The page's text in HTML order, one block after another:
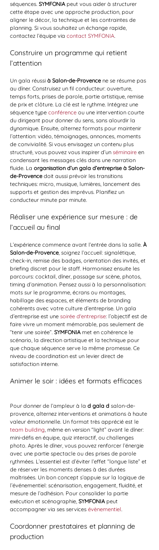
séquences. SYMFONIA peut vous aider à structurer
cette étape avec une approche production, pour
aligner le décor, la technique et les contraintes de
planning. Si vous souhaitez un échange rapide,
contactez l’équipe via contact SYMFONIA.
Construire un programme qui retient
l’attention
Un gala réussi à Salon-de-Provence ne se résume pas
au dîner. Construisez un fil conducteur: ouverture,
temps forts, prises de parole, partie artistique, remise
de prix et clôture. La clé est le rythme. Intégrez une
séquence type conférence ou une intervention courte
du dirigeant pour donner du sens, sans alourdir la
dynamique. Ensuite, alternez formats pour maintenir
l’attention: vidéo, témoignages, annonces, moments
de convivialité. Si vous envisagez un contenu plus
structuré, vous pouvez vous inspirer d’un séminaire en
condensant les messages clés dans une narration
fluide. La organisation d’un gala d’entreprise à Salon-
de-Provence doit aussi prévoir les transitions
techniques: micro, musique, lumières, lancement des
supports et gestion des imprévus. Planifiez un
conducteur minute par minute.
Réaliser une expérience sur mesure : de
l’accueil au final
L’expérience commence avant l’entrée dans la salle. À
Salon-de-Provence, soignez l’accueil: signalétique,
check-in, remise des badges, orientation des invités, et
briefing discret pour le staff. Harmonisez ensuite les
parcours: cocktail, dîner, passage sur scène, photos,
timing d’animation. Pensez aussi à la personnalisation:
mots sur le programme, écrans ou montages,
habillage des espaces, et éléments de branding
cohérents avec votre culture d’entreprise. Un gala
d’entreprise est une soirée d'entreprise: l’objectif est de
faire vivre un moment mémorable, pas seulement de
“tenir une soirée”. SYMFONIA met en cohérence le
scénario, la direction artistique et la technique pour
que chaque séquence serve la même promesse. Ce
niveau de coordination est un levier direct de
satisfaction interne.
Animer le soir : idées et formats efficaces
Pour donner de l’ampleur à la d gala d salon-de-
provence, alternez interventions et animations à haute
valeur émotionnelle. Un format très apprécié est le
team building, même en version “light” avant le dîner:
mini-défis en équipe, quiz interactif, ou challenges
photo. Après le dîner, vous pouvez renforcer l’énergie
avec une partie spectacle ou des prises de parole
rythmées. L’essentiel est d’éviter l’effet “longue liste” et
de réserver les moments denses à des durées
maîtrisées. Un bon concept s’appuie sur la logique de
l’événementiel: scénarisation, engagement, fluidité, et
mesure de l’adhésion. Pour consolider la partie
exécution et scénographie, SYMFONIA peut
accompagner via ses services évènementiel.
Coordonner prestataires et planning de
production